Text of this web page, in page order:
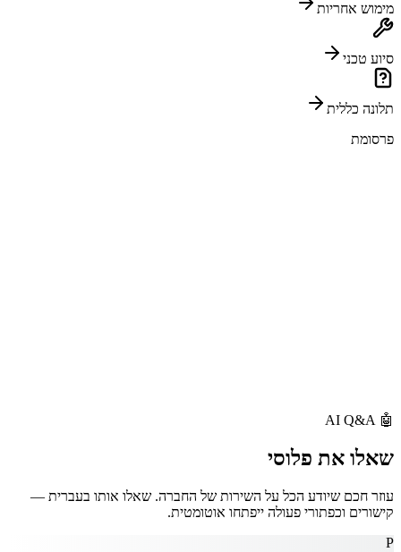
מימוש אחריות
סיוע טכני
תלונה כללית
פרסומת
🤖
AI Q&A
שאלו את פלוסי
עוזר חכם שיודע הכל על השירות של החברה. שאלו אותו בעברית —
קישורים וכפתורי פעולה ייפתחו אוטומטית.
P